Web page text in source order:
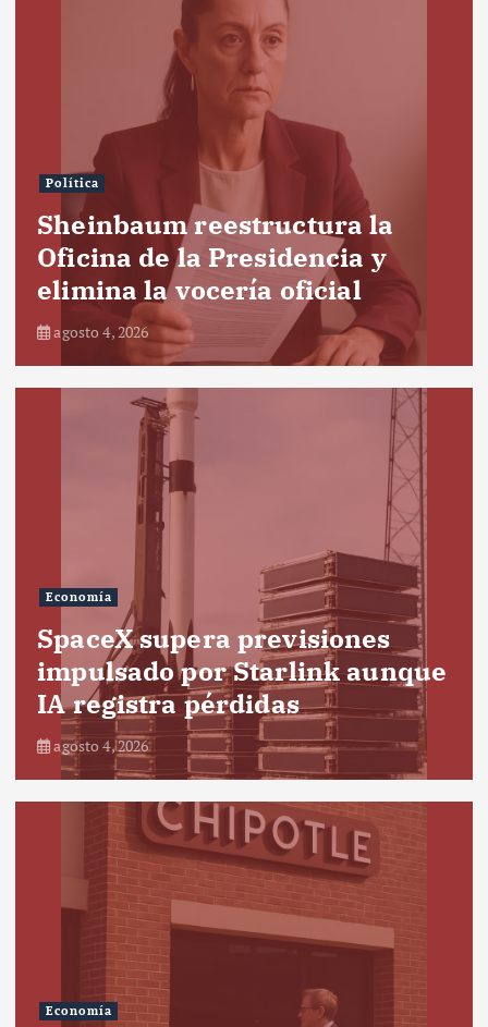
Política
Sheinbaum reestructura la
Oficina de la Presidencia y
elimina la vocería oficial
agosto 4, 2026
Economía
SpaceX supera previsiones
impulsado por Starlink aunque
IA registra pérdidas
agosto 4, 2026
Economía